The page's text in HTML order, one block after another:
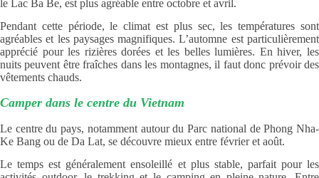
le Lac Ba Be, est plus agréable entre octobre et avril.
Pendant cette période, le climat est plus sec, les températures sont
agréables et les paysages magnifiques. L’automne est particulièrement
apprécié pour les rizières dorées et les belles lumières. En hiver, les
nuits peuvent être fraîches dans les montagnes, il faut donc prévoir des
vêtements chauds.
Camper dans le centre du Vietnam
Le centre du pays, notamment autour du Parc national de Phong Nha-
Ke Bang ou de Da Lat, se découvre mieux entre février et août.
Le temps est généralement ensoleillé et plus stable, parfait pour les